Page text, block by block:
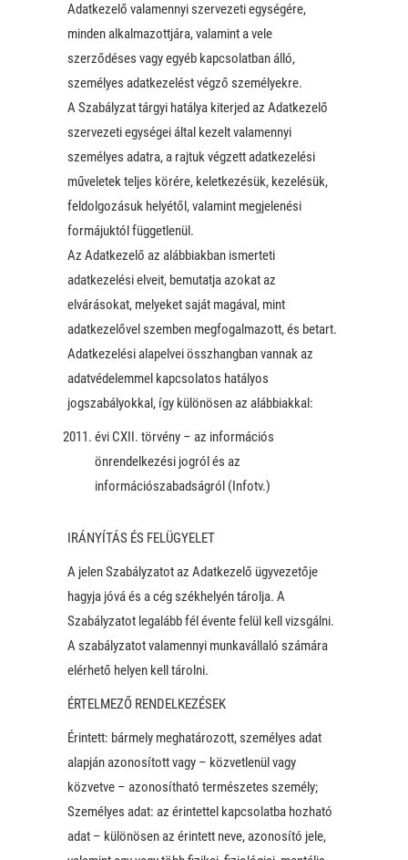
Adatkezelő valamennyi szervezeti egységére,
minden alkalmazottjára, valamint a vele
szerződéses vagy egyéb kapcsolatban álló,
személyes adatkezelést végző személyekre.
A Szabályzat tárgyi hatálya kiterjed az Adatkezelő
szervezeti egységei által kezelt valamennyi
személyes adatra, a rajtuk végzett adatkezelési
műveletek teljes körére, keletkezésük, kezelésük,
feldolgozásuk helyétől, valamint megjelenési
formájuktól függetlenül.
Az Adatkezelő az alábbiakban ismerteti
adatkezelési elveit, bemutatja azokat az
elvárásokat, melyeket saját magával, mint
adatkezelővel szemben megfogalmazott, és betart.
Adatkezelési alapelvei összhangban vannak az
adatvédelemmel kapcsolatos hatályos
jogszabályokkal, így különösen az alábbiakkal:
évi CXII. törvény – az információs
önrendelkezési jogról és az
információszabadságról (Infotv.)
IRÁNYÍTÁS ÉS FELÜGYELET
A jelen Szabályzatot az Adatkezelő ügyvezetője
hagyja jóvá és a cég székhelyén tárolja. A
Szabályzatot legalább fél évente felül kell vizsgálni.
A szabályzatot valamennyi munkavállaló számára
elérhető helyen kell tárolni.
ÉRTELMEZŐ RENDELKEZÉSEK
Érintett: bármely meghatározott, személyes adat
alapján azonosított vagy – közvetlenül vagy
közvetve – azonosítható természetes személy;
Személyes adat: az érintettel kapcsolatba hozható
adat – különösen az érintett neve, azonosító jele,